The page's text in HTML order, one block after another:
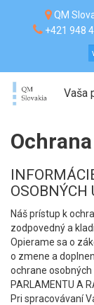
QM
+421 948
Vaša
OSOBNÝCH
Náš prístup k
zodpovedný a
Opierame sa o
o zmene a
ochrane osobných
PARLAMENTU A
Pri spracovávaní